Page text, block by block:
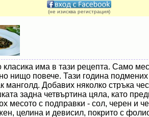
(не изисква регистрация)
класика има в тази рецепта. Само
нищо повече. Тази година
манголд. Добавих няколко стръка
задна четвъртина цяла, като
месото с подправки - сол, черен и
целина и девисил, покрито с